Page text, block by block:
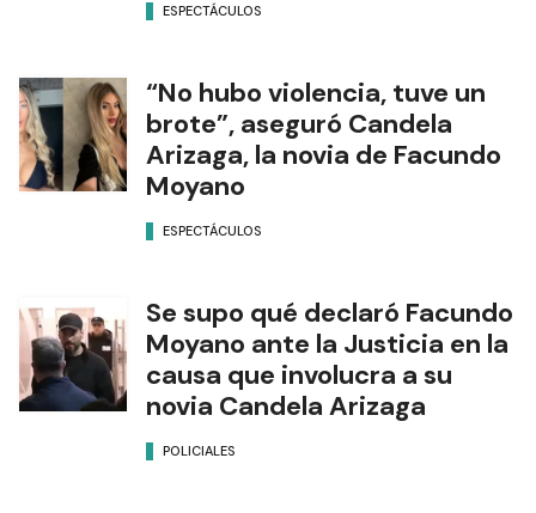
ESPECTÁCULOS
“No hubo violencia, tuve un
brote”, aseguró Candela
Arizaga, la novia de Facundo
Moyano
ESPECTÁCULOS
Se supo qué declaró Facundo
Moyano ante la Justicia en la
causa que involucra a su
novia Candela Arizaga
POLICIALES